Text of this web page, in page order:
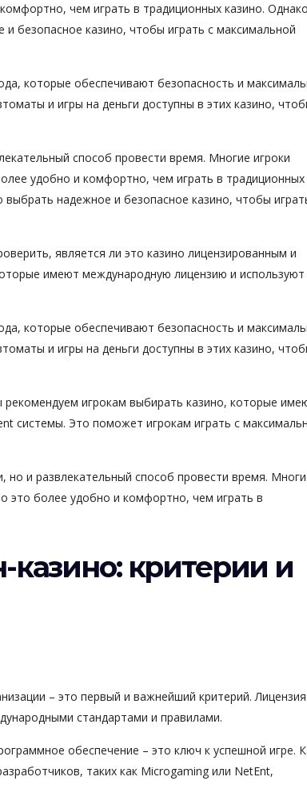
чем играть в традиционных казино.
безопасное казино, чтобы играть с максимальной
которые обеспечивают безопасность и
и игры на деньги доступны в этих казино,
способ провести время. Многие игроки
удобно и комфортно, чем играть в традиционных
надежное и безопасное казино, чтобы
является ли это казино лицензированным и
имеют международную лицензию и используют
которые обеспечивают безопасность и
и игры на деньги доступны в этих казино,
игрокам выбирать казино, которые
системы. Это поможет игрокам играть с
но и развлекательный способ провести время.
это более удобно и комфортно, чем играть в
критерии и
– это первый и важнейший критерий. Лицензия
стандартами и правилами.
обеспечение – это ключ к успешной игре.
таких как Microgaming или NetEnt,